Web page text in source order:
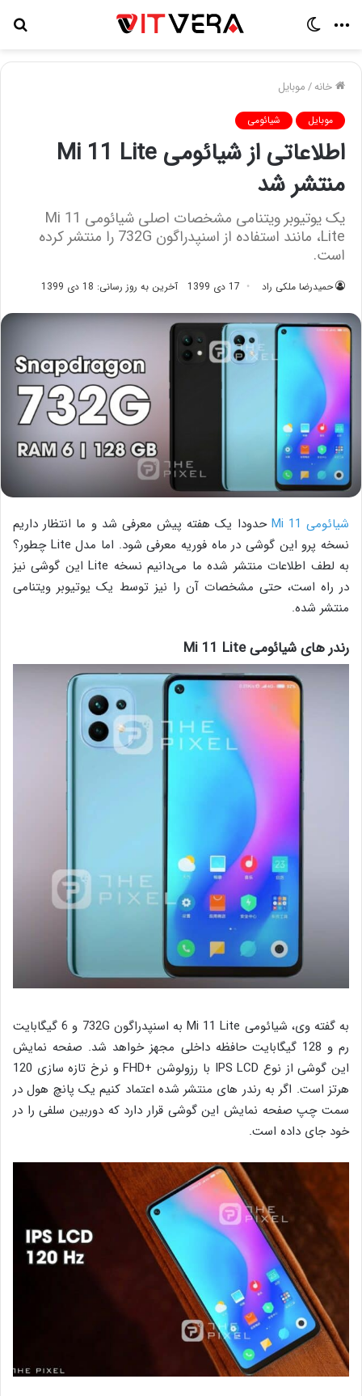
منو
خانه/موبایل
موبایل شیائومی
اطلاعاتی از شیائومی Mi 11 Lite
منتشر شد
یک یوتیوبر ویتنامی مشخصات اصلی شیائومی Mi 11
Lite، مانند استفاده از اسنپدراگون 732G را منتشر کرده
است.
حمیدرضا ملکی راد 17 دی 1399 آخرین به روز رسانی: 18 دی 1399
شیائومی Mi 11
حدودا یک هفته پیش معرفی شد و ما انتظار داریم
نسخه پرو این گوشی در ماه فوریه معرفی شود. اما مدل Lite چطور؟
به لطف اطلاعات منتشر شده ما می‌دانیم نسخه Lite این گوشی نیز
در راه است، حتی مشخصات آن را نیز توسط یک یوتیوبر ویتنامی
منتشر شده.
رندر های شیائومی Mi 11 Lite
به گفته وی، شیائومی Mi 11 Lite به اسنپدراگون 732G و 6 گیگابایت
رم و 128 گیگابایت حافظه داخلی مجهز خواهد شد. صفحه نمایش
این گوشی از نوع IPS LCD با رزولوشن +FHD و نرخ تازه سازی 120
هرتز است. اگر به رندر های منتشر شده اعتماد کنیم یک پانچ هول در
سمت چپ صفحه نمایش این گوشی قرار دارد که دوربین سلفی را در
خود جای داده است.